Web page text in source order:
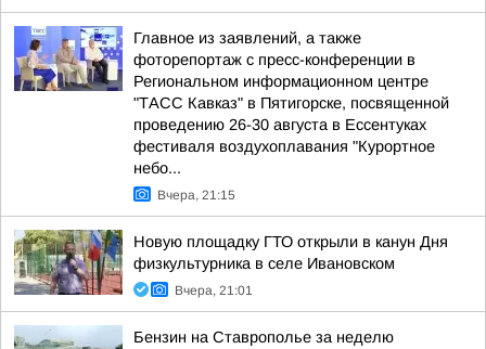
Главное из заявлений, а также
фоторепортаж с пресс-конференции в
Региональном информационном центре
"ТАСС Кавказ" в Пятигорске, посвященной
проведению 26-30 августа в Ессентуках
фестиваля воздухоплавания "Курортное
небо...
Вчера, 21:15
Новую площадку ГТО открыли в канун Дня
физкультурника в селе Ивановском
Вчера, 21:01
Бензин на Ставрополье за неделю